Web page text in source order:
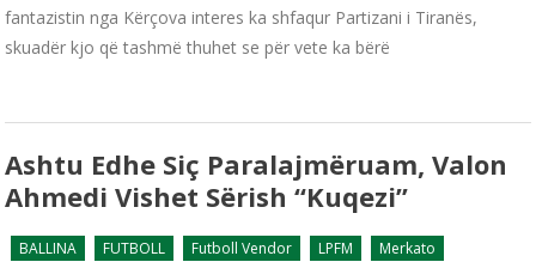
fantazistin nga Kërçova interes ka shfaqur Partizani i Tiranës,
skuadër kjo që tashmë thuhet se për vete ka bërë
Ashtu Edhe Siç Paralajmëruam, Valon
Ahmedi Vishet Sërish “kuqezi”
BALLINA FUTBOLL Futboll Vendor LPFM
Merkato